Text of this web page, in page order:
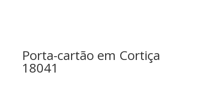
Porta-cartão em Cortiça
18041